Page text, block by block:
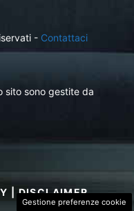
- Contattaci
sito sono gestite da
|DISCLAIMER
Gestione preferenze cookie